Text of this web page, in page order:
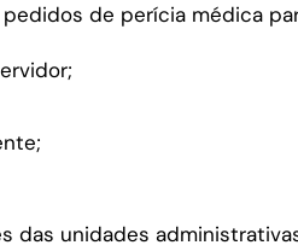
de perícia médica
das unidades